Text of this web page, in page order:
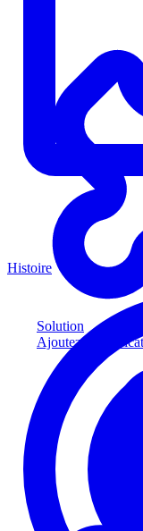
Solution
Ajoutez la
Histoire